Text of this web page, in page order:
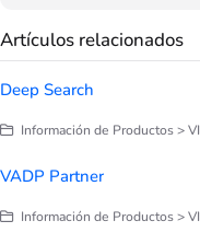
Artículos relacionados
Deep Search
Información de Productos >
VADP Partner
Información de Productos >